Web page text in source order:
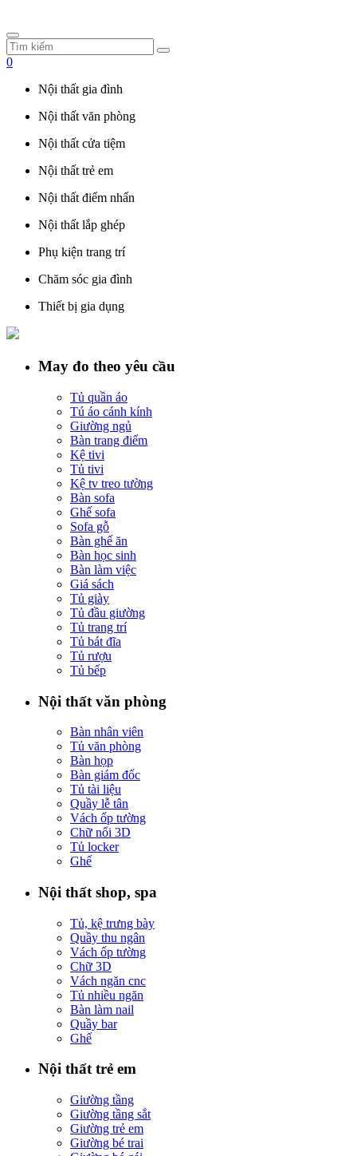
0
Nội thất gia đình
Nội thất văn phòng
Nội thất cửa tiệm
Nội thất trẻ em
Nội thất điểm nhấn
Nội thất lắp ghép
Phụ kiện trang trí
Chăm sóc gia đình
Thiết bị gia dụng
May đo theo yêu cầu
Tủ quần áo
Tú áo cánh kính
Giường ngủ
Bàn trang điểm
Kệ tivi
Tủ tivi
Kệ tv treo tường
Bàn sofa
Ghế sofa
Sofa gỗ
Bàn ghế ăn
Bàn học sinh
Bàn làm việc
Giá sách
Tủ giày
Tủ đầu giường
Tủ trang trí
Tủ bát đĩa
Tủ rượu
Tủ bếp
Nội thất văn phòng
Bàn nhân viên
Tủ văn phòng
Bàn họp
Bàn giám đốc
Tủ tài liệu
Quầy lễ tân
Vách ốp tường
Chữ nổi 3D
Tủ locker
Ghế
Nội thất shop, spa
Tủ, kệ trưng bày
Quầy thu ngân
Vách ốp tường
Chữ 3D
Vách ngăn cnc
Tủ nhiều ngăn
Bàn làm nail
Quầy bar
Ghế
Nội thất trẻ em
Giường tầng
Giường tầng sắt
Giường trẻ em
Giường bé trai